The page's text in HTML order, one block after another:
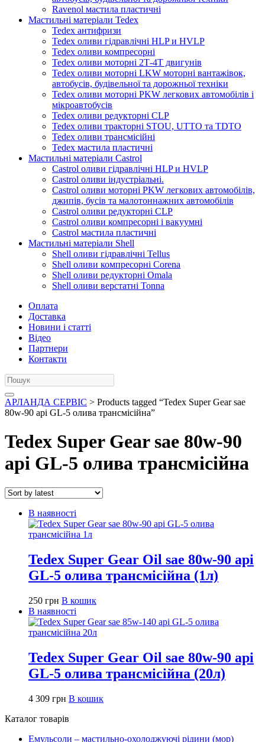
Ravenol мастила пластичні
Мастильні матеріали Tedex
Tedex антифризи
Tedex оливи гідравлічні HLP и HVLP
Tedex оливи компресорні
Tedex оливи моторні 2Т-4Т двигунів
Tedex оливи моторні LKW моторні вантажівок,
автобусів, будівельної та дорожньої техніки
Tedex оливи моторні PKW легкових автомобілів і
мікроавтобусів
Tedex оливи редукторні CLP
Tedex оливи тракторні STOU, UTTO та TDTO
Tedex оливи трансмісійні
Tedex мастила пластичні
Мастильні матеріали Castrol
Castrol оливи гідравлічні HLP и HVLP
Castrol оливи індустріальні.
Castrol оливи моторні PKW легкових автомобілів,
джипів, бусів та малотоннажних автомобілів
Castrol оливи редукторні CLP
Castrol оливи компресорні і вакуумні
Castrol мастила пластичні
Мастильні матеріали Shell
Shell оливи гідравлічні Tellus
Shell оливи компресорні Corena
Shell оливи редукторні Omala
Shell оливи верстатні Tonna
Оплата
Доставка
Новини і статті
Відео
Партнери
Контакти
АРЛАНДА СЕРВІС > Products tagged “Tedex Super Gear sae
80w-90 api GL-5 олива трансмісійна”
Tedex Super Gear sae 80w-90
api GL-5 олива трансмісійна
В наявності
Tedex Super Gear Oil sae 80w-90 api
GL-5 олива трансмісійна (1л)
250 грн В кошик
В наявності
Tedex Super Gear Oil sae 80w-90 api
GL-5 олива трансмісійна (20л)
4 309 грн В кошик
Каталог товарів
Емульсоли – мастильно-охолоджуючі рідини (мор)